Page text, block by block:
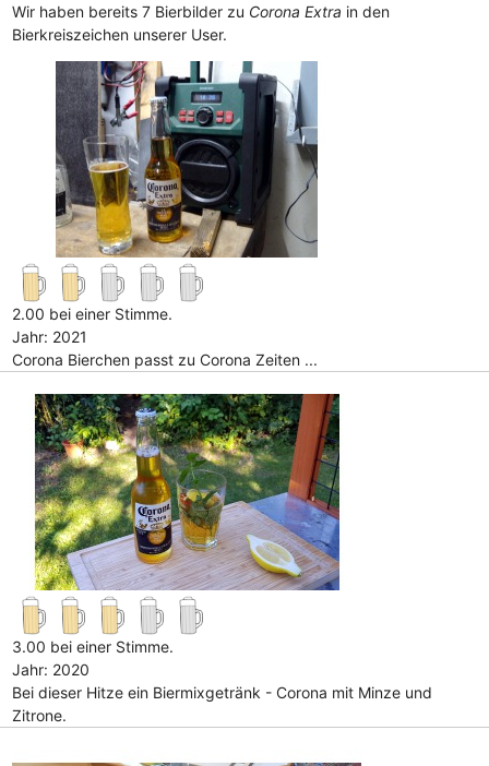
Wir haben bereits 7 Bierbilder zu Corona Extra in den
Bierkreiszeichen unserer User.
2.00 bei einer Stimme.
Jahr: 2021
Corona Bierchen passt zu Corona Zeiten ...
3.00 bei einer Stimme.
Jahr: 2020
Bei dieser Hitze ein Biermixgetränk - Corona mit Minze und
Zitrone.